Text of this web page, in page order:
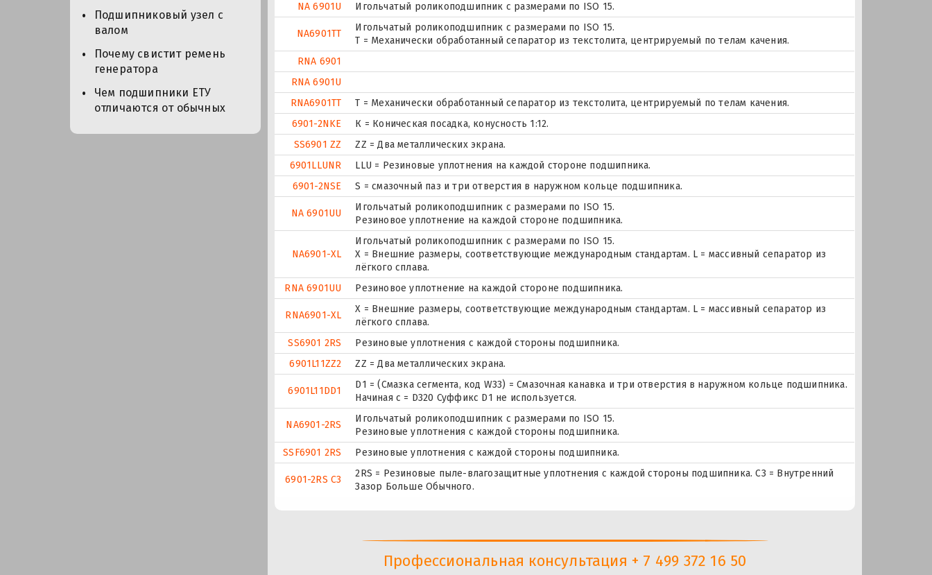
Подшипниковый узел с
валом
Почему свистит ремень
генератора
Чем подшипники ЕТУ
отличаются от обычных
NA 6901U
Игольчатый роликоподшипник с размерами по ISO 15.
NA6901TT
Игольчатый роликоподшипник с размерами по ISO 15.
T = Механически обработанный сепаратор из текстолита, центрируемый по телам качения.
RNA 6901
RNA 6901U
RNA6901TT
T = Механически обработанный сепаратор из текстолита, центрируемый по телам качения.
6901-2NKE
К = Коническая посадка, конусность 1:12.
SS6901 ZZ
ZZ = Два металлических экрана.
6901LLUNR
LLU = Резиновые уплотнения на каждой стороне подшипника.
6901-2NSE
S = смазочный паз и три отверстия в наружном кольце подшипника.
NA 6901UU
Игольчатый роликоподшипник с размерами по ISO 15.
Резиновое уплотнение на каждой стороне подшипника.
NA6901-XL
Игольчатый роликоподшипник с размерами по ISO 15.
X = Внешние размеры, соответствующие международным стандартам. L = массивный сепаратор из
лёгкого сплава.
RNA 6901UU
Резиновое уплотнение на каждой стороне подшипника.
RNA6901-XL
X = Внешние размеры, соответствующие международным стандартам. L = массивный сепаратор из
лёгкого сплава.
SS6901 2RS
Резиновые уплотнения с каждой стороны подшипника.
6901L11ZZ2
ZZ = Два металлических экрана.
6901L11DD1
D1 = (Смазка сегмента, код W33) = Смазочная канавка и три отверстия в наружном кольце подшипника.
Начиная с = D320 Суффикс D1 не используется.
NA6901-2RS
Игольчатый роликоподшипник с размерами по ISO 15.
Резиновые уплотнения с каждой стороны подшипника.
SSF6901 2RS
Резиновые уплотнения с каждой стороны подшипника.
6901-2RS C3
2RS = Резиновые пыле-влагозащитные уплотнения с каждой стороны подшипника. C3 = Внутренний
Зазор Больше Обычного.
Профессиональная консультация + 7 499 372 16 50